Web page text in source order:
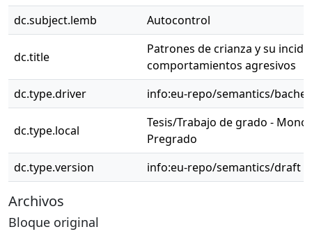
dc.subject.lemb
Autocontrol
dc.title
Patrones de crianza y su
comportamientos agresivos
dc.type.driver
info:eu-repo/semantics/
dc.type.local
Tesis/Trabajo de grado -
Pregrado
dc.type.version
info:eu-repo/semantics/draft
Archivos
Bloque original